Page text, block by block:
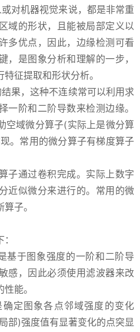
对机器视觉来说，都是非常重
域的形状，且能被局部定义以
多优点，因此，边缘检测可看
，是图象分析和理解的一步，
征提取和形状分析。
果，这种不连续常可以利用求
一阶和二阶导数来检测边缘。
空域微分算子(实际上是微分算
。常用的微分算子有梯度算子
子通过卷积完成。实际上数字
近似微分来进行的。常用的微
子。
基于图象强度的一阶和二阶导
感，因此必须使用滤波器来改
能。
定图象各点邻域强度的变化
部)强度值有显著变化的点突显